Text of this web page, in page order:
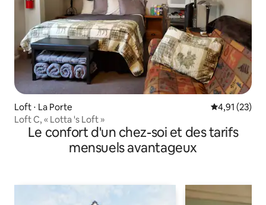
Loft ⋅ La Porte Évaluation
4,91 (23)
Loft C, « Lotta 's Loft »
Le confort d'un chez-soi et des tarifs
mensuels avantageux